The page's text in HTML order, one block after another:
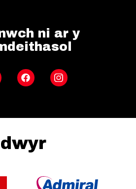
ni ar y
FacebookInstagram